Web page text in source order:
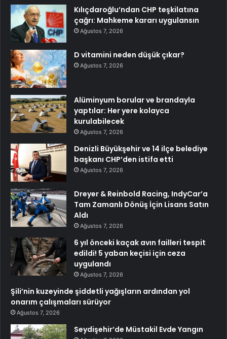
Kılıçdaroğlu’ndan CHP teşkilatına
çağrı: Mahkeme kararı uygulansın
Ağustos 7, 2026
D vitamini neden düşük çıkar?
Ağustos 7, 2026
Alüminyum borular ve brandayla
yaptılar: Her yere kolayca
kurulabilecek
Ağustos 7, 2026
Denizli Büyükşehir ve 14 ilçe belediye
başkanı CHP’den istifa etti
Ağustos 7, 2026
Dreyer & Reinbold Racing, IndyCar’a
Tam Zamanlı Dönüş İçin Lisans Satın
Aldı
Ağustos 7, 2026
6 yıl önceki kaçak avın failleri tespit
edildi! 5 yaban keçisi için ceza
uygulandı
Ağustos 7, 2026
Şili’nin kuzeyinde şiddetli yağışların ardından yol
onarım çalışmaları sürüyor
Ağustos 7, 2026
Seydişehir’de Müstakil Evde Yangın